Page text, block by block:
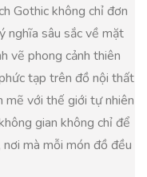
Gothic không chỉ đơn
nghĩa sâu sắc về mặt
vẽ phong cảnh thiên
tạp trên đồ nội thất
mẽ với thế giới tự nhiên
gian không chỉ để
mà mỗi món đồ đều